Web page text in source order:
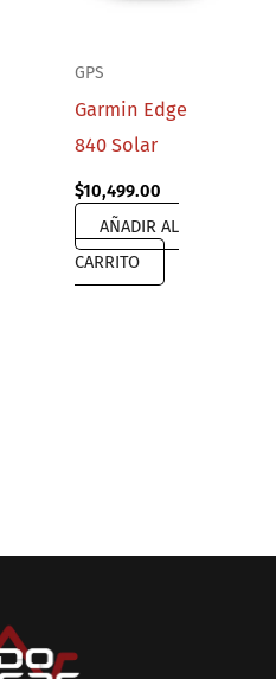
GPS
Garmin Edge
840 Solar
$10,499.00
AÑADIR AL
CARRITO